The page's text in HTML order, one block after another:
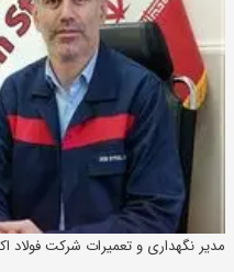
مدیر نگهداری و تعمیرات شرکت فولاد